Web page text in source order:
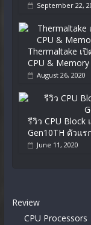
September 22,
Thermaltake เ
CPU &
August 26, 2020
รีวิว CPU Block
Gen10TH ตัวแร
June 11, 2020
Review
CPU Processors